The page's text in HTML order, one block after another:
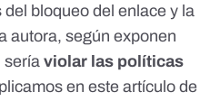
del bloqueo del enlace y la
autora, según exponen
sería violar las políticas
en este artículo de